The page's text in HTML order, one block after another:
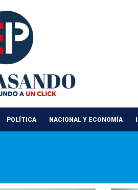
POLÍTICA NACIONAL Y ECONOMÍA